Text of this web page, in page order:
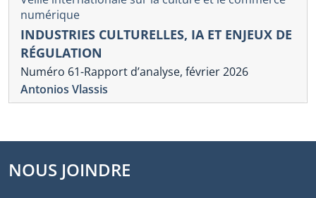
numérique
INDUSTRIES CULTURELLES, IA ET ENJEUX DE
RÉGULATION
Numéro 61-Rapport d’analyse, février 2026
Antonios Vlassis
NOUS JOINDRE